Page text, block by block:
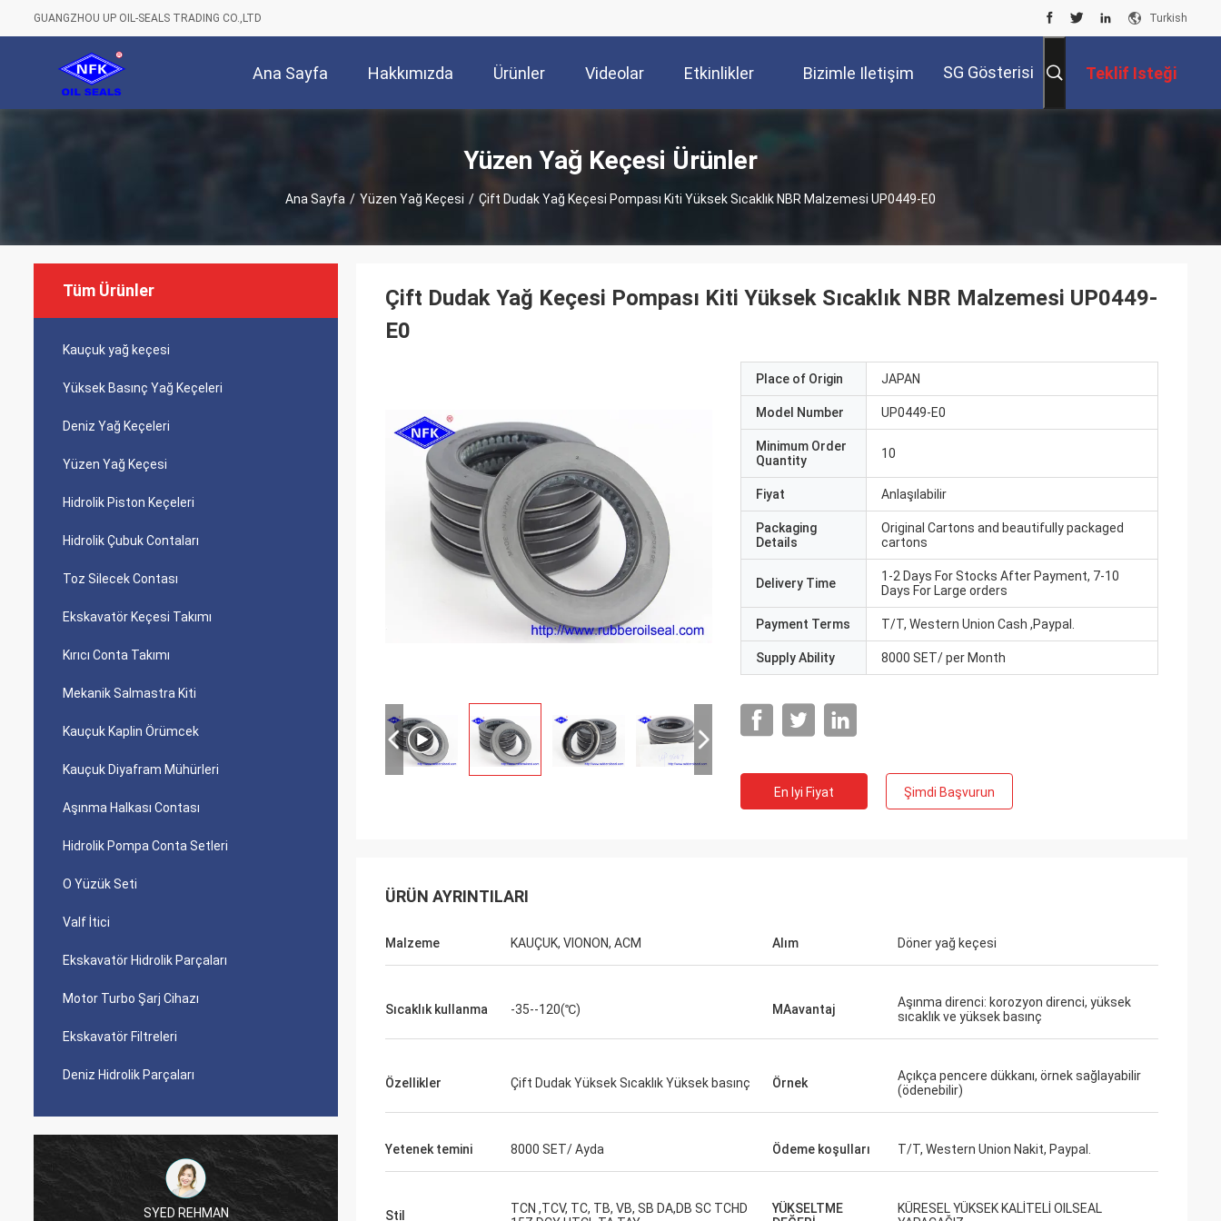
GUANGZHOU UP OIL-SEALS TRADING CO.,LTD Turkish
Ana Sayfa Hakkımızda Ürünler Videolar Etkinlikler Bizimle Iletişim SG Gösterisi Teklif Isteği
Yüzen Yağ Keçesi Ürünler
Ana Sayfa / Yüzen Yağ Keçesi / Çift Dudak Yağ Keçesi Pompası Kiti Yüksek Sıcaklık NBR Malzemesi UP0449-E0
Tüm Ürünler
Kauçuk yağ keçesi
Yüksek Basınç Yağ Keçeleri
Deniz Yağ Keçeleri
Yüzen Yağ Keçesi
Hidrolik Piston Keçeleri
Hidrolik Çubuk Contaları
Toz Silecek Contası
Ekskavatör Keçesi Takımı
Kırıcı Conta Takımı
Mekanik Salmastra Kiti
Kauçuk Kaplin Örümcek
Kauçuk Diyafram Mühürleri
Aşınma Halkası Contası
Hidrolik Pompa Conta Setleri
O Yüzük Seti
Valf İtici
Ekskavatör Hidrolik Parçaları
Motor Turbo Şarj Cihazı
Ekskavatör Filtreleri
Deniz Hidrolik Parçaları
SYED REHMAN
Mutakilwa Wilson afrika
Çift Dudak Yağ Keçesi Pompası Kiti Yüksek Sıcaklık NBR Malzemesi UP0449-
E0
Place of Origin JAPAN
Model Number UP0449-E0
Minimum Order
Quantity
10
Fiyat Anlaşılabilir
Packaging
Details
Original Cartons and beautifully packaged
cartons
Delivery Time
1-2 Days For Stocks After Payment, 7-10
Days For Large orders
Payment Terms T/T, Western Union Cash ,Paypal.
Supply Ability 8000 SET/ per Month
En Iyi Fiyat Şimdi Başvurun
ÜRÜN AYRINTILARI
Malzeme KAUÇUK, VIONON, ACM Alım Döner yağ keçesi
Sıcaklık kullanma -35--120(℃) MAavantaj
Aşınma direnci: korozyon direnci, yüksek
sıcaklık ve yüksek basınç
Özellikler Çift Dudak Yüksek Sıcaklık Yüksek basınç Örnek
Açıkça pencere dükkanı, örnek sağlayabilir
(ödenebilir)
Yetenek temini 8000 SET/ Ayda Ödeme koşulları T/T, Western Union Nakit, Paypal.
Stil
TCN ,TCV, TC, TB, VB, SB DA,DB SC TCHD
YÜKSELTME
KÜRESEL YÜKSEK KALİTELİ OILSEAL